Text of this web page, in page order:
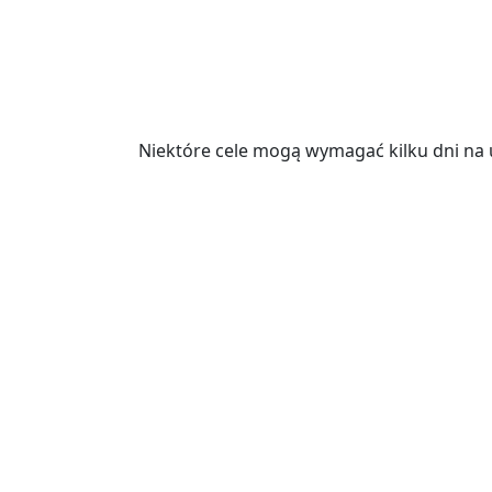
Niektóre cele mogą wymagać kilku dni na